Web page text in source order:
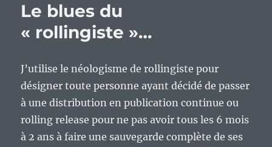
Le blues du
« rollingiste »…
J’utilise le néologisme de rollingiste pour
désigner toute personne ayant décidé de passer
à une distribution en publication continue ou
rolling release pour ne pas avoir tous les 6 mois
à 2 ans à faire une sauvegarde complète de ses